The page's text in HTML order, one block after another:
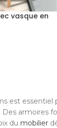
vasque en
est
armoires
du mobilier